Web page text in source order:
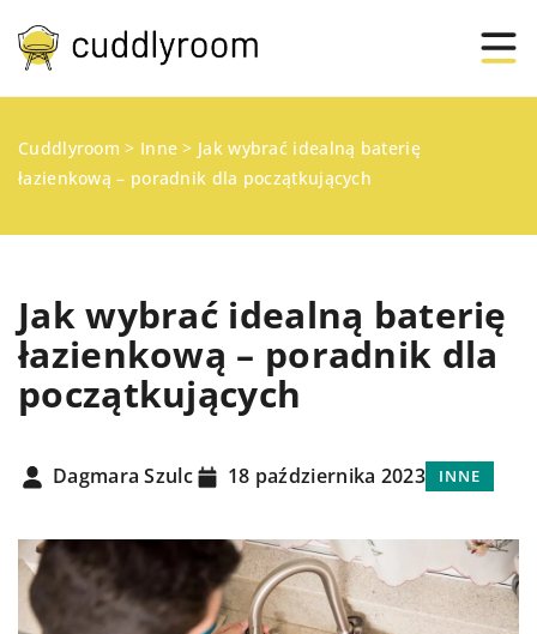
Cuddlyroom > Inne > Jak wybrać idealną baterię
łazienkową – poradnik dla początkujących
Jak wybrać idealną baterię
łazienkową – poradnik dla
początkujących
Dagmara Szulc 18 października 2023 INNE